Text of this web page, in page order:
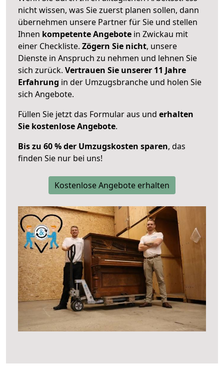
nicht wissen, was Sie zuerst planen sollen, dann
übernehmen unsere Partner für Sie und stellen
Ihnen kompetente Angebote in Zwickau mit
einer Checkliste. Zögern Sie nicht, unsere
Dienste in Anspruch zu nehmen und lehnen Sie
sich zurück. Vertrauen Sie unserer 11 Jahre
Erfahrung in der Umzugsbranche und holen Sie
sich Angebote.
Füllen Sie jetzt das Formular aus und erhalten
Sie kostenlose Angebote.
Bis zu 60 % der Umzugskosten sparen, das
finden Sie nur bei uns!
Kostenlose Angebote erhalten